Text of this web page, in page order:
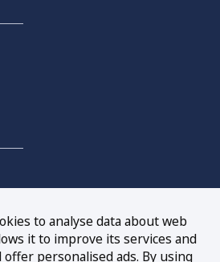
to analyse data about web
it to improve its services and
personalised ads. By using